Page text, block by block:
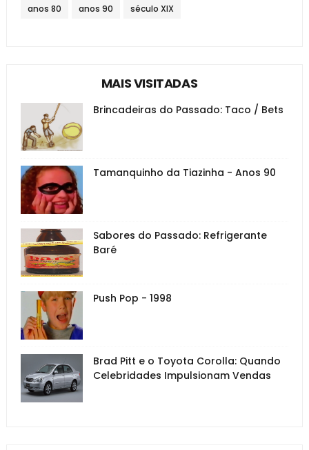
anos 80 anos 90 século XIX
MAIS VISITADAS
Brincadeiras do Passado: Taco / Bets
Tamanquinho da Tiazinha - Anos 90
Sabores do Passado: Refrigerante
Baré
Push Pop - 1998
Brad Pitt e o Toyota Corolla: Quando
Celebridades Impulsionam Vendas